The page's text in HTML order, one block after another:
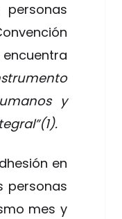
encuentra
y
en
personas
mes y